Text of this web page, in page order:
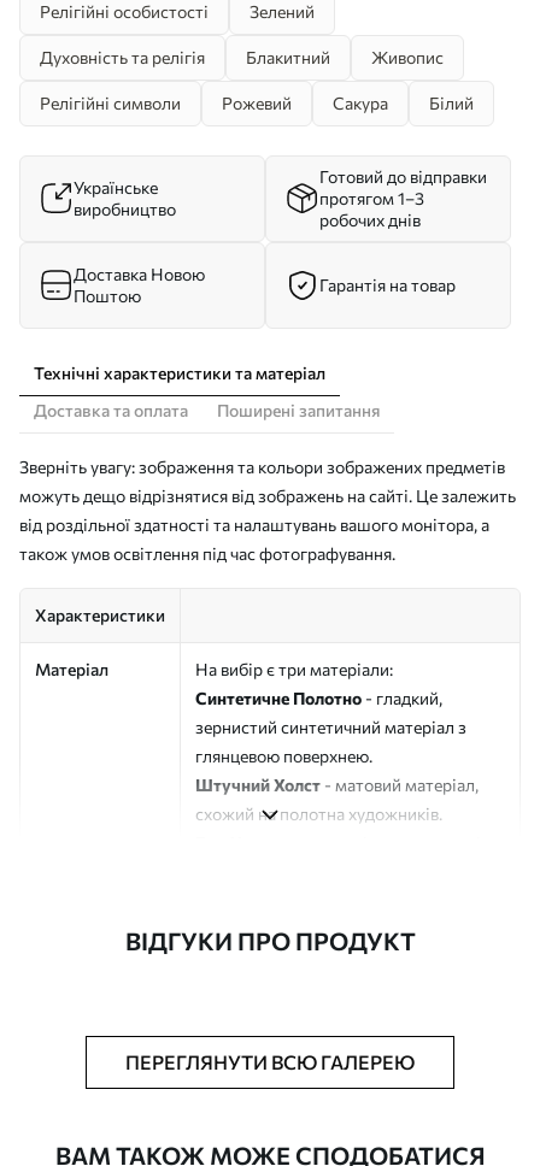
Релігійні особистості Зелений
Духовність та релігія Блакитний Живопис
Релігійні символи Рожевий Сакура Білий
Українське
виробництво
Готовий до відправки
протягом 1–3
робочих днів
Доставка Новою
Поштою
Гарантія на товар
Технічні характеристики та матеріал
Доставка та оплата
Поширені запитання
Зверніть увагу: зображення та кольори зображених предметів
можуть дещо відрізнятися від зображень на сайті. Це залежить
від роздільної здатності та налаштувань вашого монітора, а
також умов освітлення під час фотографування.
Характеристики
Матеріал
На вибір є три матеріали:
Синтетичне Полотно - гладкий,
зернистий синтетичний матеріал з
глянцевою поверхнею.
Штучний Холст - матовий матеріал,
схожий на полотна художників.
Додатково Можна додати лакове покриття.
ВІДГУКИ ПРО ПРОДУКТ
ПЕРЕГЛЯНУТИ ВСЮ ГАЛЕРЕЮ
ВАМ ТАКОЖ МОЖЕ СПОДОБАТИСЯ